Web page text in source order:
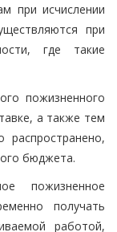
при исчислении
при
где такие
пожизненного
а также тем
бюджета.
пожизненное
получать
работой,